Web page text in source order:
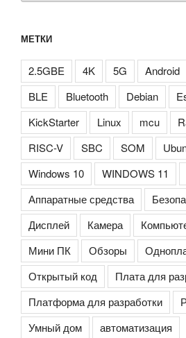
МЕТКИ
2.5GBE 4K 5G Android
BLE
Bluetooth Debian
KickStarter
Linux mcu
RISC-V
SBC SOM
Windows 10
WINDOWS 11
Аппаратные средства
Дисплей
Камера
Мини ПК
Обзоры
Открытый код
Плата для
Платформа для разработки
Умный дом
автоматизация